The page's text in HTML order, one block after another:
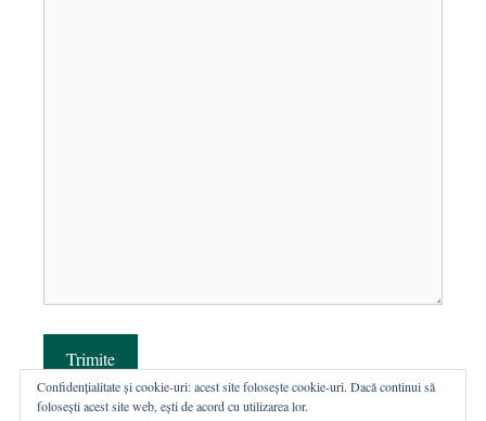
Trimite
Confidențialitate și cookie-uri: acest site folosește cookie-uri. Dacă continui să
folosești acest site web, ești de acord cu utilizarea lor.